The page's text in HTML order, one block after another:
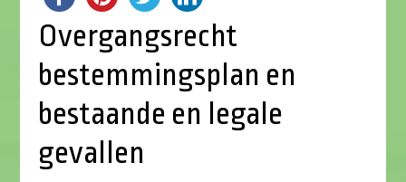
Overgangsrecht
bestemmingsplan en
bestaande en legale
gevallen